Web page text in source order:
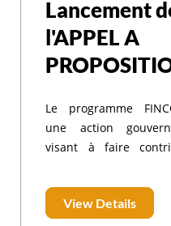
Lancement
l'APPEL A
Le programme
une action
visant à faire
Monde (CMDM) au
développement du
View Details